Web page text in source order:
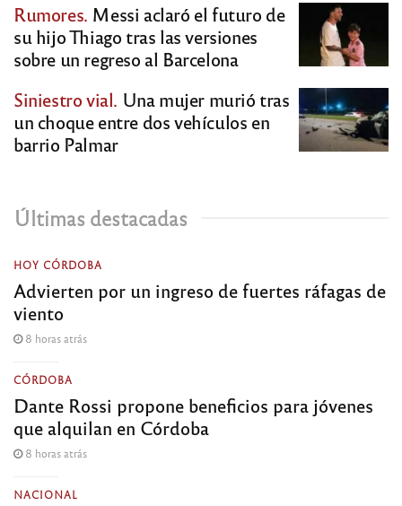
Rumores. Messi aclaró el futuro de
su hijo Thiago tras las versiones
sobre un regreso al Barcelona
Siniestro vial. Una mujer murió tras
un choque entre dos vehículos en
barrio Palmar
Últimas destacadas
HOY CÓRDOBA
Advierten por un ingreso de fuertes ráfagas de
viento
8 horas atrás
CÓRDOBA
Dante Rossi propone beneficios para jóvenes
que alquilan en Córdoba
8 horas atrás
NACIONAL